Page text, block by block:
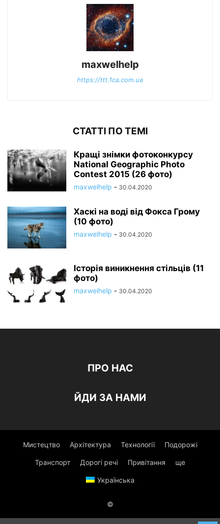
maxwelhelp
https://ttt.1ca.com.ua
СТАТТІ ПО ТЕМІ
Кращі знімки фотоконкурсу
National Geographic Photo
Contest 2015 (26 фото)
maxwelhelp - 30.04.2020
Хаскі на воді від Фокса Грому
(10 фото)
maxwelhelp - 30.04.2020
Історія виникнення стільців (11
фото)
maxwelhelp - 30.04.2020
ПРО НАС
ЙДИ ЗА НАМИ
Мистецтво Архітектура Технології Подорожі
Транспорт Дорогі речі Привітання ще
Українська
©